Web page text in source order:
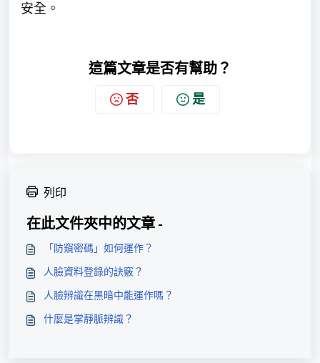
安全。
這篇文章是否有幫助？
否 是
列印
在此文件夾中的文章 -
「防窺密碼」如何運作？
人臉資料登錄的訣竅？
人臉辨識在黑暗中能運作嗎？
什麼是掌靜脈辨識？